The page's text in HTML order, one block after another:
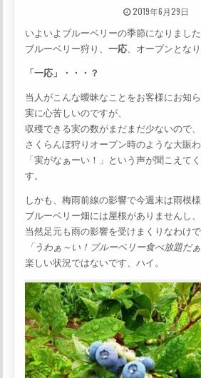
PUBLISHED DATE:
2019年6月29日
いよいよブルーベリーの季節になりました
ブルーベリー狩り、一応 、オープンとな
「一応」・・・？
当人がこんな曖昧なことをお客様にお知
実に心苦しいのですが、
収穫できる実の数がまだまだ少ないので、
さくらんぼ狩りオープン時のような大賑わ
「実がなぁーい！」という声が聞こえて
す。
しかも、梅雨前線の影響で今週末は雨模様
ブルーベリー畑には屋根がありませんし、
当然足元も雨の影響を受けまくりなわけで
「うわぁ～い！ブルーベリー食べ放題だぁ
楽しい状況ではないです、ハイ。